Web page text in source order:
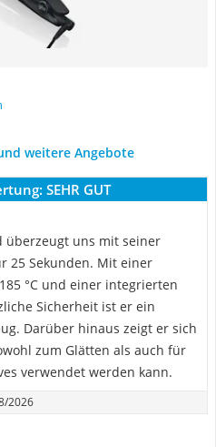
weitere Angebote
SEHR GUT
überzeugt uns mit seiner
25 Sekunden. Mit einer
°C und einer integrierten
Sicherheit ist er ein
Darüber hinaus zeigt er sich
zum Glätten als auch für
verwendet werden kann.
2026